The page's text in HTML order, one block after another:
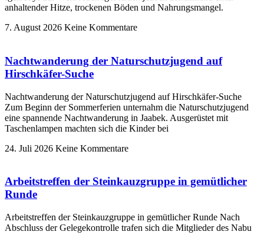
anhaltender Hitze, trockenen Böden und Nahrungsmangel.
7. August 2026 Keine Kommentare
Nachtwanderung der Naturschutzjugend auf
Hirschkäfer-Suche
Nachtwanderung der Naturschutzjugend auf Hirschkäfer-Suche
Zum Beginn der Sommerferien unternahm die Naturschutzjugend
eine spannende Nachtwanderung in Jaabek. Ausgerüstet mit
Taschenlampen machten sich die Kinder bei
24. Juli 2026 Keine Kommentare
Arbeitstreffen der Steinkauzgruppe in gemütlicher
Runde
Arbeitstreffen der Steinkauzgruppe in gemütlicher Runde Nach
Abschluss der Gelegekontrolle trafen sich die Mitglieder des Nabu